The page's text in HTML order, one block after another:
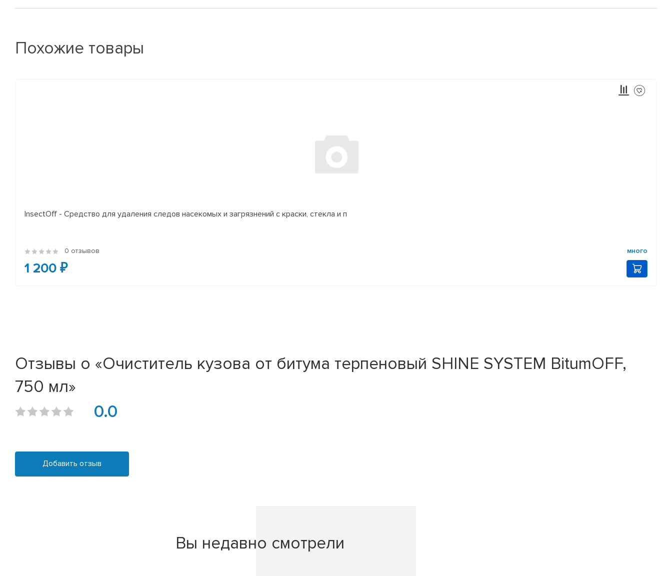
Похожие товары
InsectOff - Средство для удаления следов насекомых и загрязнений с краски, стекла и п
0 отзывов много
1 200 ₽
Отзывы о «Очиститель кузова от битума терпеновый SHINE SYSTEM BitumOFF,
750 мл»
0.0
Добавить отзыв
Вы недавно смотрели